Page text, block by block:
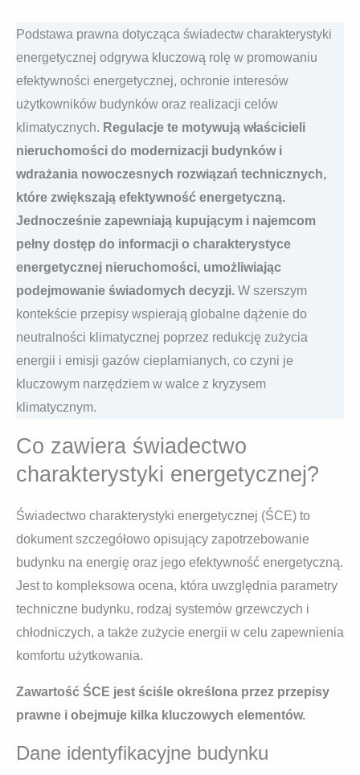
Podstawa prawna dotycząca świadectw charakterystyki
energetycznej odgrywa kluczową rolę w promowaniu
efektywności energetycznej, ochronie interesów
użytkowników budynków oraz realizacji celów
klimatycznych. Regulacje te motywują właścicieli
nieruchomości do modernizacji budynków i
wdrażania nowoczesnych rozwiązań technicznych,
które zwiększają efektywność energetyczną.
Jednocześnie zapewniają kupującym i najemcom
pełny dostęp do informacji o charakterystyce
energetycznej nieruchomości, umożliwiając
podejmowanie świadomych decyzji. W szerszym
kontekście przepisy wspierają globalne dążenie do
neutralności klimatycznej poprzez redukcję zużycia
energii i emisji gazów cieplarnianych, co czyni je
kluczowym narzędziem w walce z kryzysem
klimatycznym.
Co zawiera świadectwo
charakterystyki energetycznej?
Świadectwo charakterystyki energetycznej (ŚCE) to
dokument szczegółowo opisujący zapotrzebowanie
budynku na energię oraz jego efektywność energetyczną.
Jest to kompleksowa ocena, która uwzględnia parametry
techniczne budynku, rodzaj systemów grzewczych i
chłodniczych, a także zużycie energii w celu zapewnienia
komfortu użytkowania.
Zawartość ŚCE jest ściśle określona przez przepisy
prawne i obejmuje kilka kluczowych elementów.
Dane identyfikacyjne budynku